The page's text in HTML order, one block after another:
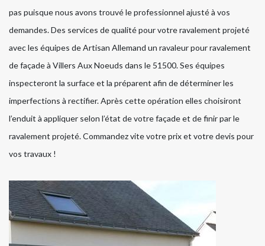
pas puisque nous avons trouvé le professionnel ajusté à vos
demandes. Des services de qualité pour votre ravalement projeté
avec les équipes de Artisan Allemand un ravaleur pour ravalement
de façade à Villers Aux Noeuds dans le 51500. Ses équipes
inspecteront la surface et la préparent afin de déterminer les
imperfections à rectifier. Après cette opération elles choisiront
l’enduit à appliquer selon l’état de votre façade et de finir par le
ravalement projeté. Commandez vite votre prix et votre devis pour
vos travaux !